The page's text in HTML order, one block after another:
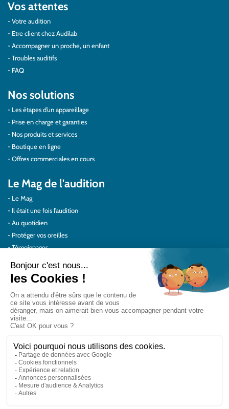
Vos attentes
Votre audition
Etre client chez Audilab
Accompagner un proche, un enfant
Troubles auditifs
FAQ
Nos solutions
Les étapes d’un appareillage
Prise en charge et garanties
Nos produits et services
Boutique en ligne
Offres commerciales en cours
Le Mag de l'audition
Le Mag
Il était une fois l’audition
Au quotidien
Protéger vos oreilles
Témoignages
Pour les pros
Le réseau Audilab
Notre histoire – Nos valeurs
Le choix de la qualité
Nos partenaires
On parle de nous
Rejoignez le réseau Audilab
Contactez-nous